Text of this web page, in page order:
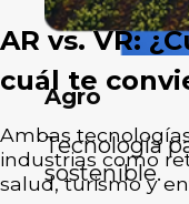
Agro
Tecnología
sostenible.
AR vs. VR:
cuál te
Ambas
industrias como
salud, turismo y